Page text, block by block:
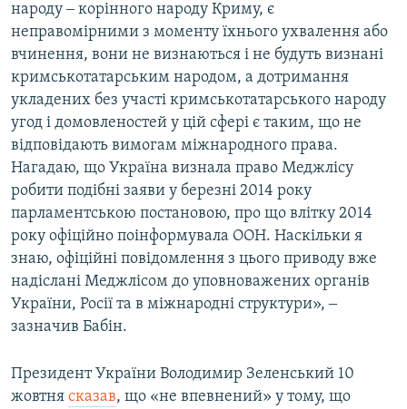
народу ‒ корінного народу Криму, є
неправомірними з моменту їхнього ухвалення або
вчинення, вони не визнаються і не будуть визнані
кримськотатарським народом, а дотримання
укладених без участі кримськотатарського народу
угод і домовленостей у цій сфері є таким, що не
відповідають вимогам міжнародного права.
Нагадаю, що Україна визнала право Меджлісу
робити подібні заяви у березні 2014 року
парламентською постановою, про що влітку 2014
року офіційно поінформувала ООН. Наскільки я
знаю, офіційні повідомлення з цього приводу вже
надіслані Меджлісом до уповноважених органів
України, Росії та в міжнародні структури», ‒
зазначив Бабін.
Президент України Володимир Зеленський 10
жовтня сказав, що «не впевнений» у тому, що